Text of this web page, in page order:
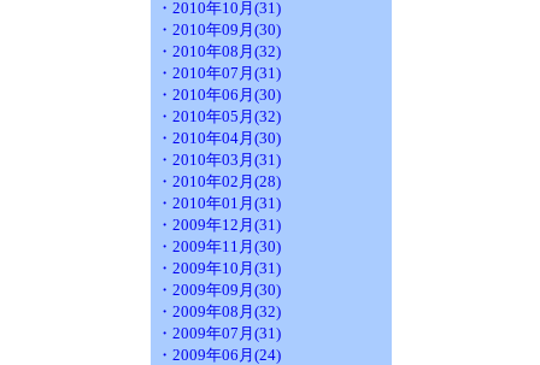
・2010年10月(31)
・2010年09月(30)
・2010年08月(32)
・2010年07月(31)
・2010年06月(30)
・2010年05月(32)
・2010年04月(30)
・2010年03月(31)
・2010年02月(28)
・2010年01月(31)
・2009年12月(31)
・2009年11月(30)
・2009年10月(31)
・2009年09月(30)
・2009年08月(32)
・2009年07月(31)
・2009年06月(24)